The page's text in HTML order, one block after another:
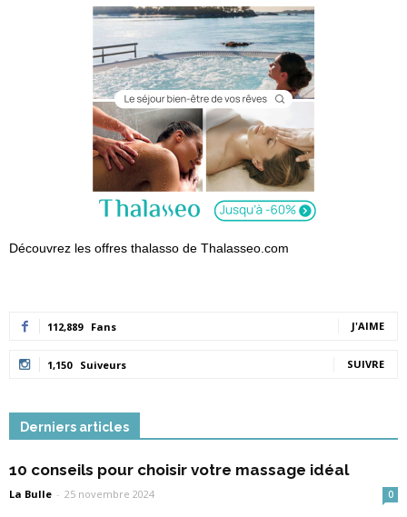
Découvrez les offres thalasso de Thalasseo.com
112,889 Fans J'AIME
1,150 Suiveurs SUIVRE
Derniers articles
10 conseils pour choisir votre massage idéal
La Bulle - 25 novembre 2024 0